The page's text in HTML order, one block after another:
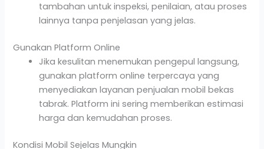
tambahan untuk inspeksi, penilaian, atau proses
lainnya tanpa penjelasan yang jelas.
Gunakan Platform Online
Jika kesulitan menemukan pengepul langsung,
gunakan platform online terpercaya yang
menyediakan layanan penjualan mobil bekas
tabrak. Platform ini sering memberikan estimasi
harga dan kemudahan proses.
Kondisi Mobil Sejelas Mungkin